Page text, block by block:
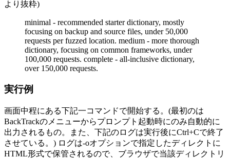
より抜粋)
minimal - recommended starter dictionary, mostly
focusing on backup and source files, under 50,000
requests per fuzzed location. medium - more thorough
dictionary, focusing on common frameworks, under
100,000 requests. complete - all-inclusive dictionary,
over 150,000 requests.
実行例
画面中程にある下記一コマンドで開始する。(最初のは
BackTrackのメニューからプロンプト起動時にのみ自動的に
出力されるもの。また、下記のログは実行後にCtrl+Cで終了
させている。) ログは-oオプションで指定したディレクトに
HTML形式で保管されるので、ブラウザで当該ディレクトリ